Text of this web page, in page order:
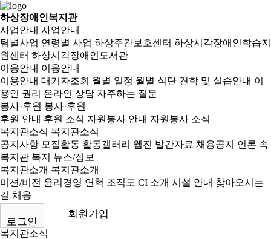
하상장애인복지관
사업안내 사업안내
팀별사업 연령별 사업 하상주간보호센터 하상시각장애인학습지
원센터 하상시각장애인도서관
이용안내 이용안내
이용안내 대기자조회 월별 일정 월별 식단 견학 및 실습안내 이
용인 권리 온라인 상담 자주하는 질문
봉사·후원 봉사·후원
후원 안내 후원 소식 자원봉사 안내 자원봉사 소식
복지관소식 복지관소식
공지사항 모집활동 활동갤러리 웹진 발간자료 채용공지
언론 속
복지관 복지 뉴스/정보
복지관소개 복지관소개
미션/비전 윤리경영 연혁 조직도 CI 소개 시설 안내 찾아오시는
길 채용
로그인
회원가입
복지관소식